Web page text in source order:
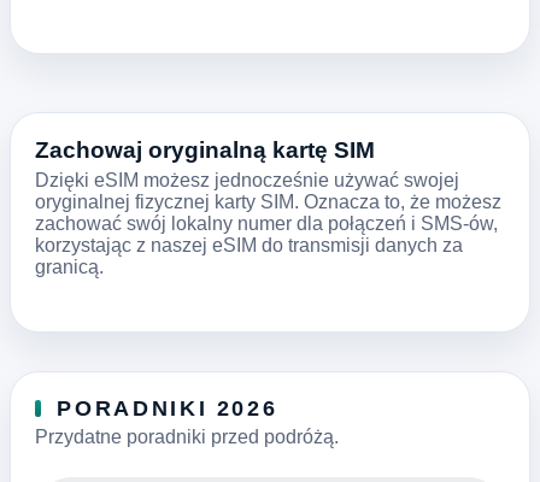
Zachowaj oryginalną kartę SIM
Dzięki eSIM możesz jednocześnie używać swojej
oryginalnej fizycznej karty SIM. Oznacza to, że możesz
zachować swój lokalny numer dla połączeń i SMS-ów,
korzystając z naszej eSIM do transmisji danych za
granicą.
PORADNIKI 2026
Przydatne poradniki przed podróżą.